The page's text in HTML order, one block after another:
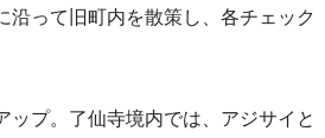
って旧町内を散策し、各チェック
プ。了仙寺境内では、アジサイと